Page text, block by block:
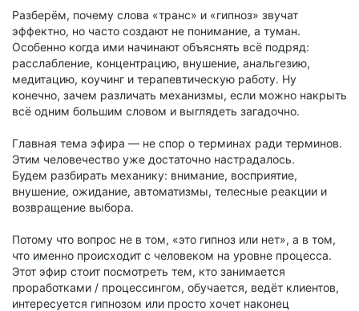
Разберём, почему слова «транс» и «гипноз» звучат
эффектно, но часто создают не понимание, а туман.
Особенно когда ими начинают объяснять всё подряд:
расслабление, концентрацию, внушение, анальгезию,
медитацию, коучинг и терапевтическую работу. Ну
конечно, зачем различать механизмы, если можно накрыть
всё одним большим словом и выглядеть загадочно.
Главная тема эфира — не спор о терминах ради терминов.
Этим человечество уже достаточно настрадалось.
Будем разбирать механику: внимание, восприятие,
внушение, ожидание, автоматизмы, телесные реакции и
возвращение выбора.
Потому что вопрос не в том, «это гипноз или нет», а в том,
что именно происходит с человеком на уровне процесса.
Этот эфир стоит посмотреть тем, кто занимается
проработками / процессингом, обучается, ведёт клиентов,
интересуется гипнозом или просто хочет наконец